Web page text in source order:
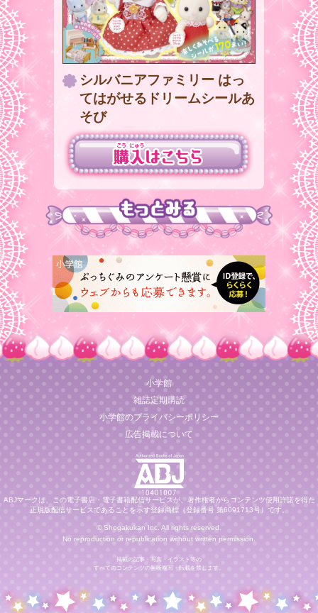
シルバニアファミリー はっ
てはがせるドリームシールあ
そび
小学館
雑誌定期購読
小学館のプライバシーポリシー
広告掲載について
ABJマークは、この電子書店・電子書籍配信サービスが、著作権者からコンテンツ使用許諾を得た
正規版配信サービスであることを示す登録商標（登録番号 第6091713号）です。
© Shogakukan Inc. All rights reserved.
No reproduction or republication without written permission.
掲載の記事・写真・イラスト等の
すべてのコンテンツの無断複写・転載を禁じます。